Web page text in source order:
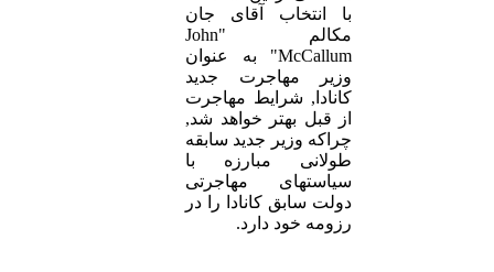
با انتخاب آقای جان
مکالم "John
McCallum" به عنوان
وزیر مهاجرت جدید
کانادا, شرایط مهاجرت
از قبل بهتر خواهد شد,
چراکه وزیر جدید سابقه
طولانی مبارزه با
سیاستهای مهاجرتی
دولت سابق کانادا را در
رزومه خود دارد.